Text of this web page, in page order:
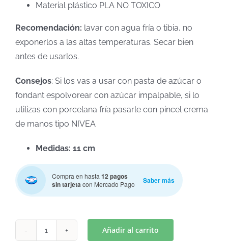
Material plástico PLA NO TOXICO
Recomendación: lavar con agua fría o tibia, no
exponerlos a las altas temperaturas. Secar bien
antes de usarlos.
Consejos: Si los vas a usar con pasta de azúcar o
fondant espolvorear con azúcar impalpable, si lo
utilizas con porcelana fría pasarle con pincel crema
de manos tipo NIVEA
Medidas: 11 cm
Compra en hasta 12 pagos
sin tarjetacon Mercado Pago Saber más
Añadir al carrito